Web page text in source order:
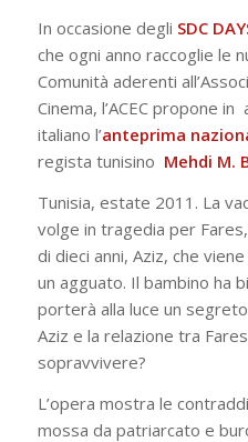
In occasione degli SDC
che ogni anno raccoglie le
Comunità aderenti
Cinema, l’ACEC propone in
italiano l’anteprima
regista tunisino Mehdi M.
Tunisia, estate 2011. La
volge in tragedia per
di dieci anni, Aziz, che
un agguato. Il bambino ha
porterà alla luce un segreto
Aziz e la relazione tra
sopravvivere?
L’opera mostra le
mossa da patriarcato e